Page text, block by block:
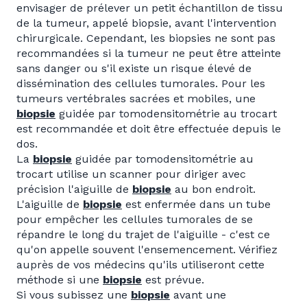
envisager de prélever un petit échantillon de tissu
de la tumeur, appelé biopsie, avant l'intervention
chirurgicale. Cependant, les biopsies ne sont pas
recommandées si la tumeur ne peut être atteinte
sans danger ou s'il existe un risque élevé de
dissémination des cellules tumorales. Pour les
tumeurs vertébrales sacrées et mobiles, une
biopsie guidée par tomodensitométrie au trocart
est recommandée et doit être effectuée depuis le
dos.
La biopsie guidée par tomodensitométrie au
trocart utilise un scanner pour diriger avec
précision l'aiguille de biopsie au bon endroit.
L'aiguille de biopsie est enfermée dans un tube
pour empêcher les cellules tumorales de se
répandre le long du trajet de l'aiguille - c'est ce
qu'on appelle souvent l'ensemencement. Vérifiez
auprès de vos médecins qu'ils utiliseront cette
méthode si une biopsie est prévue.
Si vous subissez une biopsie avant une